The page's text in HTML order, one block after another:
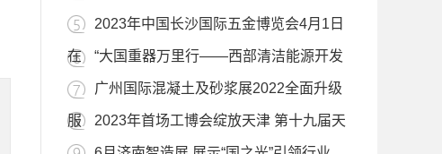
2023年中国长沙国际五金博览会4月1日
在 “大国重器万里行——西部清洁能源开发
广州国际混凝土及砂浆展2022全面升级
服 2023年首场工博会绽放天津 第十九届天